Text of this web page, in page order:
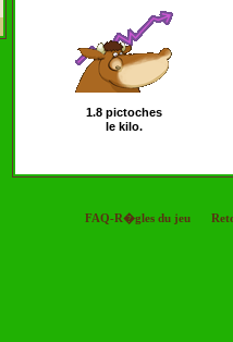
1.8 pictoches
le kilo.
FAQ-R�gles du jeu